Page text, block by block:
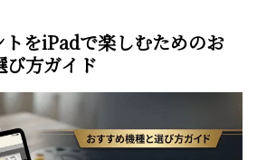
トをiPadで楽しむためのお
方ガイド